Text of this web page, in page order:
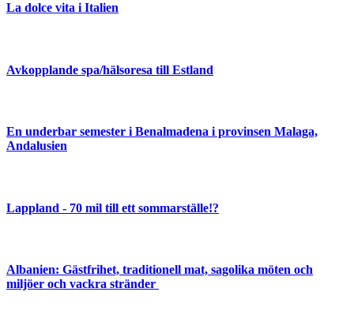
La dolce vita i Italien
Avkopplande spa/hälsoresa till Estland
En underbar semester i Benalmadena i provinsen Malaga,
Andalusien
Lappland - 70 mil till ett sommarställe!?
Albanien: Gästfrihet, traditionell mat, sagolika möten och
miljöer och vackra stränder